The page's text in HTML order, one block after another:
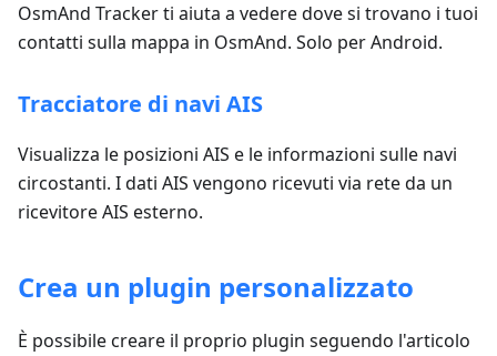
OsmAnd Tracker ti aiuta a vedere dove si trovano i tuoi
contatti sulla mappa in OsmAnd. Solo per Android.
Tracciatore di navi AIS
Visualizza le posizioni AIS e le informazioni sulle navi
circostanti. I dati AIS vengono ricevuti via rete da un
ricevitore AIS esterno.
Crea un plugin personalizzato
È possibile creare il proprio plugin seguendo l'articolo